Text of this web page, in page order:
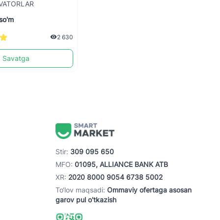
2 630
Savatga
Stir: 309 095 650
MFO: 01095, ALLIANCE BANK ATB
XR: 2020 8000 9054 6738 5002
To‘lov maqsadi: Ommaviy ofertaga asosan
garov pul o'tkazish